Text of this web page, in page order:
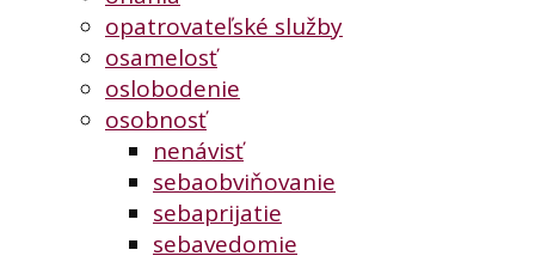
opatrovateľské služby
osamelosť
oslobodenie
osobnosť
nenávisť
sebaobviňovanie
sebaprijatie
sebavedomie